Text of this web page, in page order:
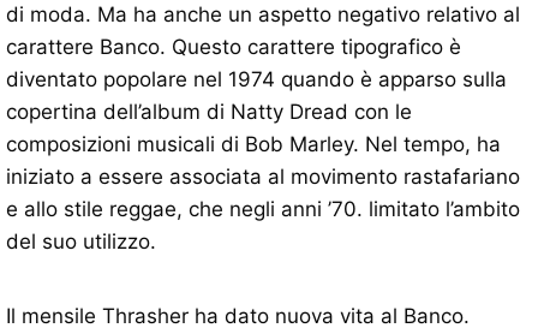
di moda. Ma ha anche un aspetto negativo relativo al
carattere Banco. Questo carattere tipografico è
diventato popolare nel 1974 quando è apparso sulla
copertina dell’album di Natty Dread con le
composizioni musicali di Bob Marley. Nel tempo, ha
iniziato a essere associata al movimento rastafariano
e allo stile reggae, che negli anni ’70. limitato l’ambito
del suo utilizzo.
Il mensile Thrasher ha dato nuova vita al Banco.